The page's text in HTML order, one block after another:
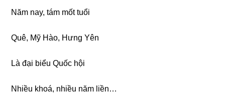
Năm nay, tám mốt tuổi
Quê, Mỹ Hào, Hưnɡ Yên
Là đại biểu Quốc hội
Nhiều khoá, nhiều năm liền…